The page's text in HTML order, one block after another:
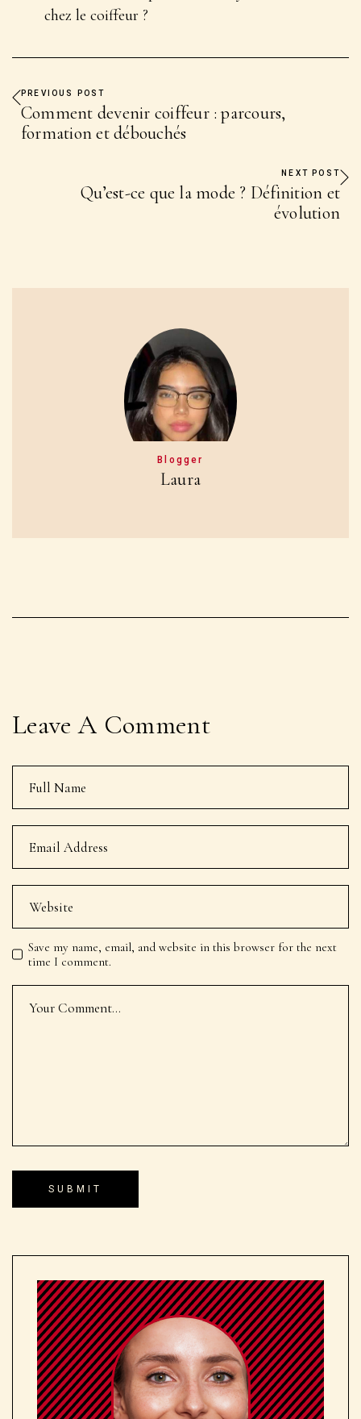
chez le coiffeur ?
PREVIOUS POST
Comment devenir coiffeur : parcours,
formation et débouchés
NEXT POST
Qu’est-ce que la mode ? Définition et
évolution
Blogger
Laura
Leave A Comment
Save my name, email, and website in this browser for the next
time I comment.